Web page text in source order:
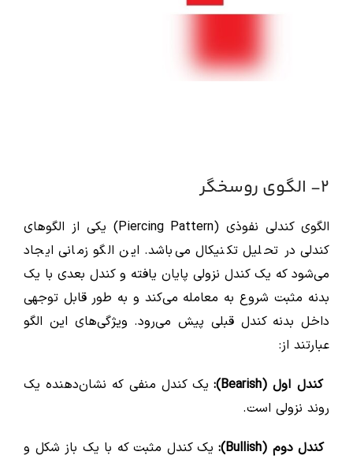
2- الگوی روسخگر
الگوی کندلی نفوذی (Piercing Pattern) یکی از الگوهای
کندلی در تحلیل تکنیکال می‌باشد. این الگو زمانی ایجاد
می‌شود که یک کندل نزولی پایان یافته و کندل بعدی با یک
بدنه مثبت شروع به معامله می‌کند و به طور قابل توجهی
داخل بدنه کندل قبلی پیش می‌رود. ویژگی‌های این الگو
عبارتند از:
کندل اول (Bearish):
یک کندل منفی که نشان‌دهنده یک
روند نزولی است.
کندل دوم (Bullish):
یک کندل مثبت که با یک باز شکل و